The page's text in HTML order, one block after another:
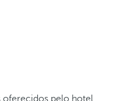
oferecidos pelo hotel